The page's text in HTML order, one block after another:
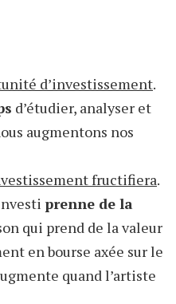
d’investissement.
d’étudier, analyser et
augmentons nos
fructifiera.
prenne de la
qui prend de la valeur
en bourse axée sur le
quand l’artiste